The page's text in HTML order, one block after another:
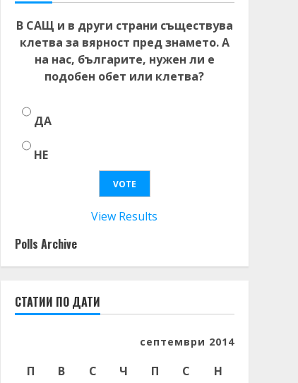
В САЩ и в други страни съществува
клетва за вярност пред знамето. А
на нас, българите, нужен ли е
подобен обет или клетва?
ДА
НЕ
View Results
Polls Archive
СТАТИИ ПО ДАТИ
септември 2014
П В С Ч П С
Н